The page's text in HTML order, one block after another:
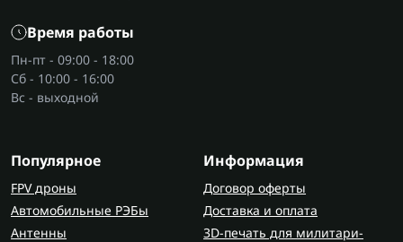
Время работы
Пн-пт - 09:00 - 18:00
Сб - 10:00 - 16:00
Вс - выходной
Популярное
FPV дроны
Автомобильные РЭБы
Антенны
Информация
Договор оферты
Доставка и оплата
3D-печать для милитари-